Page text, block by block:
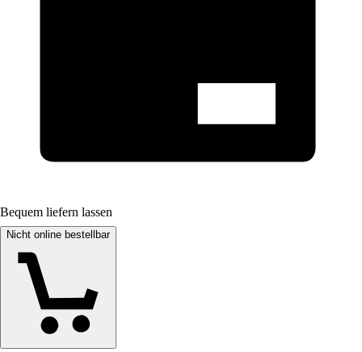
Bequem liefern lassen
Nicht online bestellbar